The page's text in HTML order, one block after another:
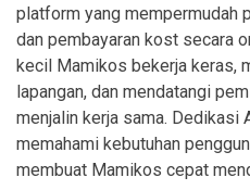
platform yang mempermudah
dan pembayaran kost secara
kecil Mamikos bekerja keras,
lapangan, dan mendatangi
menjalin kerja sama. Dedikasi
memahami kebutuhan
membuat Mamikos cepat